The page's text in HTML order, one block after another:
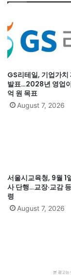
GS리테일, 기업가치
발표…2028년 영업
억 원 목표
August 7, 2026
서울시교육청, 9월 1
사 단행…교장·교감
령
August 7, 2026
본 광고는